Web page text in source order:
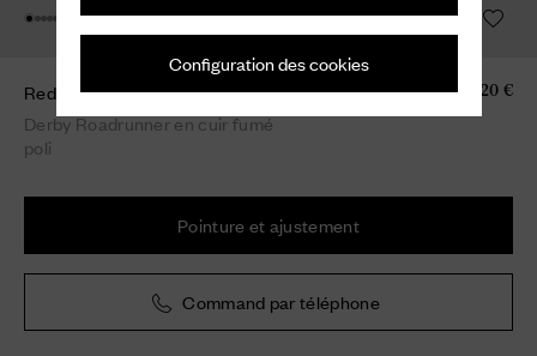
Configuration des cookies
Redruth
Derby Roadrunner en cuir fumé
poli
820 €
Pointure et ajustement
Command par téléphone